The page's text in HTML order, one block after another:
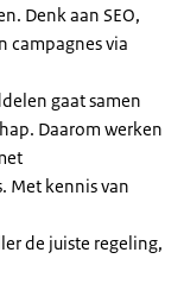
Denk aan SEO,
campagnes via
gaat samen
Daarom werken
Met kennis van
de juiste regeling,